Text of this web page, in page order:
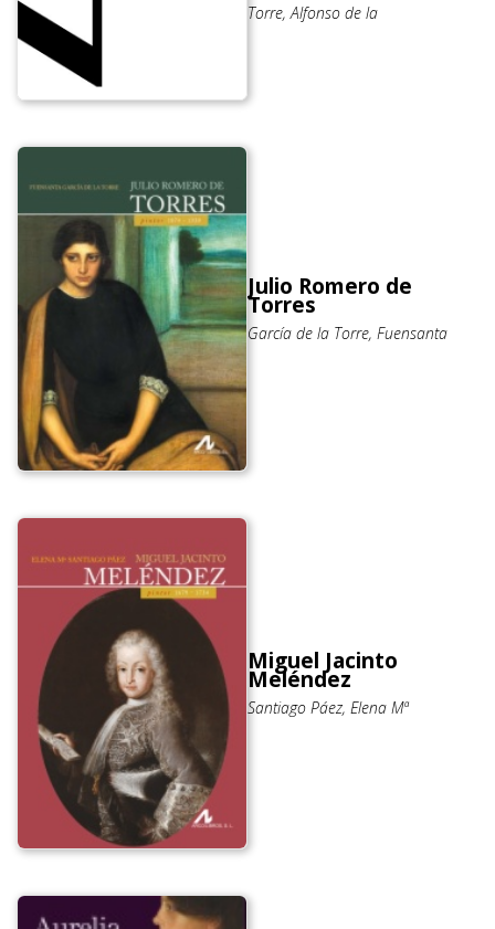
Torre, Alfonso de la
Julio Romero de
Torres
García de la Torre, Fuensanta
Miguel Jacinto
Meléndez
Santiago Páez, Elena Mª